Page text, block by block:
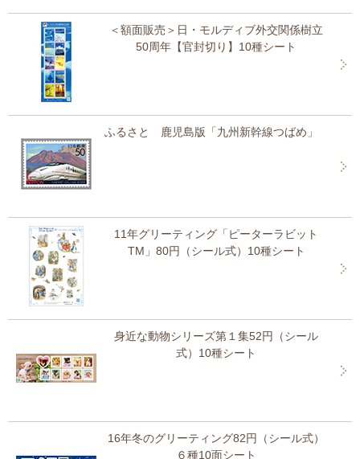
＜額面販売＞日・モルディブ外交関係樹立
50周年【官封切り】10種シート
ふるさと 鹿児島版「九州新幹線つばめ」
11年グリーティング「ピーターラビット
TM」80円（シール式）10種シート
身近な動物シリーズ第１集52円（シール
式）10種シート
16年冬のグリーティング82円（シール式）
６種10面シート